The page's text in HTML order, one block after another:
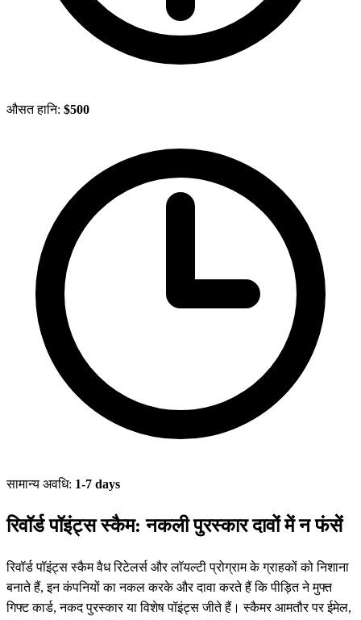
औसत हानि: $500
सामान्य अवधि: 1-7 days
रिवॉर्ड पॉइंट्स स्कैम: नकली पुरस्कार दावों में न फंसें
रिवॉर्ड पॉइंट्स स्कैम वैध रिटेलर्स और लॉयल्टी प्रोग्राम के ग्राहकों को निशाना
बनाते हैं, इन कंपनियों का नकल करके और दावा करते हैं कि पीड़ित ने मुफ्त
गिफ्ट कार्ड, नकद पुरस्कार या विशेष पॉइंट्स जीते हैं। स्कैमर आमतौर पर ईमेल,